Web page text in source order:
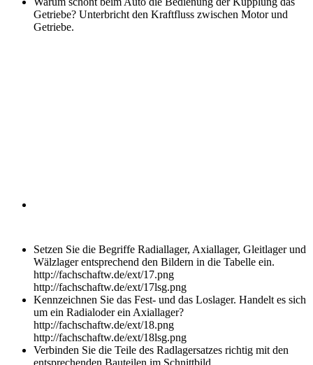
Getriebe? Unterbricht den Kraftfluss zwischen Motor und
Getriebe.
Setzen Sie die Begriffe Radiallager, Axiallager, Gleitlager und
Wälzlager entsprechend den Bildern in die Tabelle ein.
http://fachschaftw.de/ext/17.png
http://fachschaftw.de/ext/17lsg.png
Kennzeichnen Sie das Fest- und das Loslager. Handelt es sich
um ein Radialoder ein Axiallager?
http://fachschaftw.de/ext/18.png
http://fachschaftw.de/ext/18lsg.png
Verbinden Sie die Teile des Radlagersatzes richtig mit den
entsprechenden Bauteilen im Schnittbild.